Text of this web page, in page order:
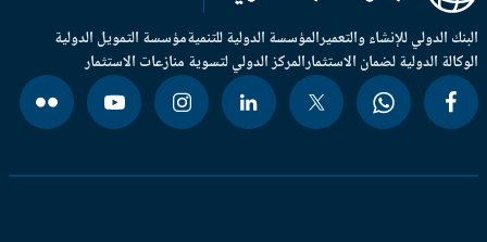
الدولي للإنشاء والتعميرالمؤسسة الدولية للتنميةمؤسسة التمويل الدولية
الدولية لضمان الاستثمارالمركز الدولي لتسوية منازعات الاستثمار